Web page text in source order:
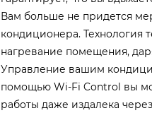
Вам больше не придется
кондиционера. Технология
нагревание помещения,
Управление вашим
помощью Wi-Fi Control вы
работы даже издалека